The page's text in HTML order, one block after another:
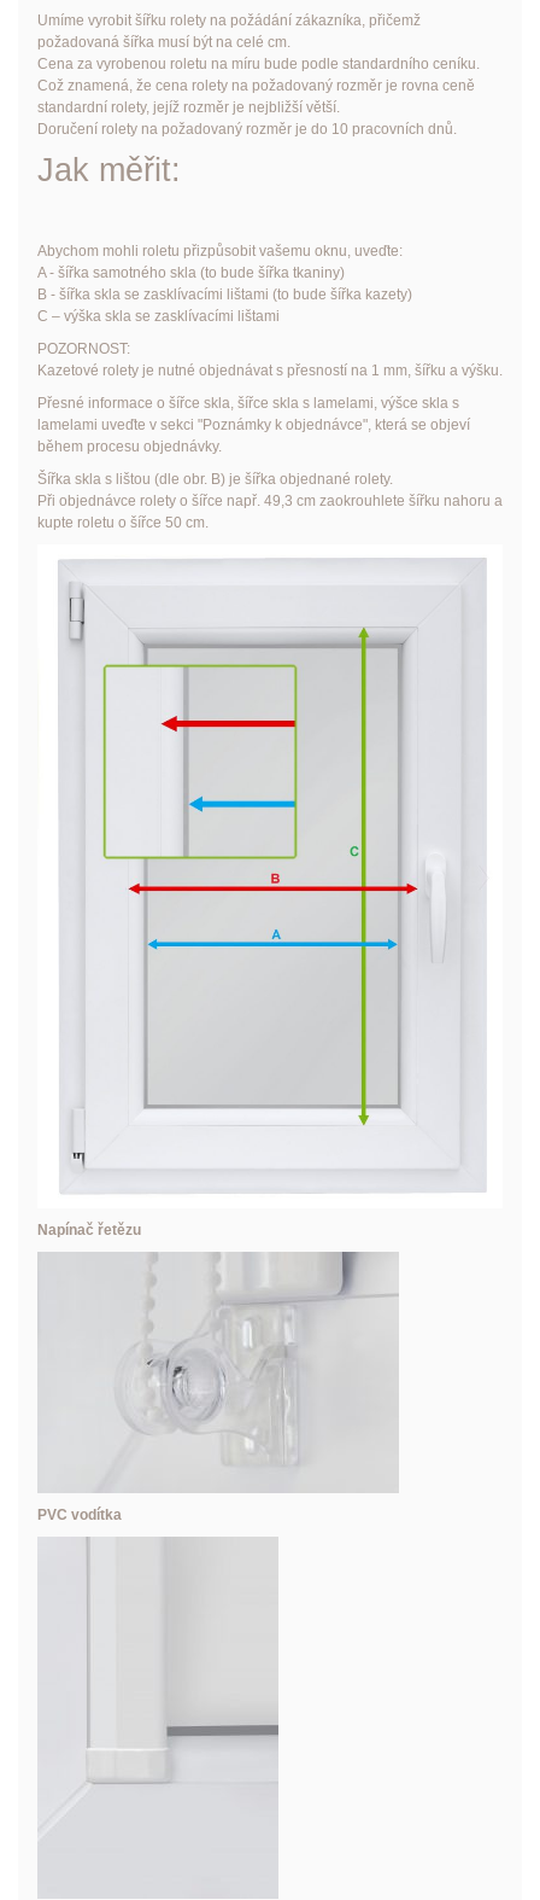
Umíme vyrobit šířku rolety na požádání zákazníka, přičemž
požadovaná šířka musí být na celé cm.
Cena za vyrobenou roletu na míru bude podle standardního ceníku.
Což znamená, že cena rolety na požadovaný rozměr je rovna ceně
standardní rolety, jejíž rozměr je nejbližší větší.
Doručení rolety na požadovaný rozměr je do 10 pracovních dnů.
Jak měřit:
Abychom mohli roletu přizpůsobit vašemu oknu, uveďte:
A - šířka samotného skla (to bude šířka tkaniny)
B - šířka skla se zasklívacími lištami (to bude šířka kazety)
C – výška skla se zasklívacími lištami
POZORNOST:
Kazetové rolety je nutné objednávat s přesností na 1 mm, šířku a výšku.
Přesné informace o šířce skla, šířce skla s lamelami, výšce skla s
lamelami uveďte v sekci "Poznámky k objednávce", která se objeví
během procesu objednávky.
Šířka skla s lištou (dle obr. B) je šířka objednané rolety.
Při objednávce rolety o šířce např. 49,3 cm zaokrouhlete šířku nahoru a
kupte roletu o šířce 50 cm.
Napínač řetězu
PVC vodítka